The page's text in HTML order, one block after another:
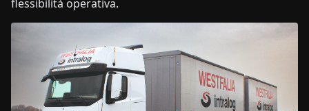
flessibilità operativa.